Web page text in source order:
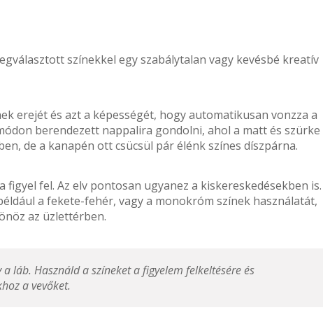
színekkel egy szabálytalan vagy kevésbé kreatív
erejét és azt a képességét, hogy automatikusan vonzza a
berendezett nappalira gondolni, ahol a matt és szürke
de a kanapén ott csücsül pár élénk színes díszpárna.
figyel fel. Az elv pontosan ugyanez a kiskereskedésekben is.
a fekete-fehér, vagy a monokróm színek használatát,
az üzlettérben.
a láb. Használd a színeket a figyelem felkeltésére és
a vevőket.